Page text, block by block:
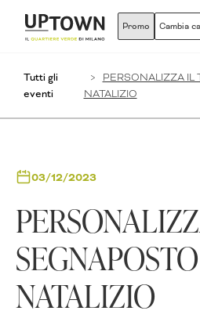
Promo Cambia
Tutti gli
eventi
PERSONALIZZA
NATALIZIO
03/12/2023
SEGNAPOSTO
NATALIZIO